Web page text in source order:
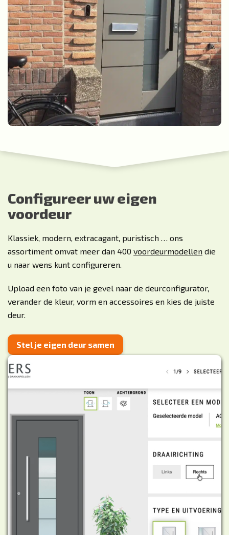
Configureer uw eigen
voordeur
Klassiek, modern, extracagant, puristisch … ons
assortiment omvat meer dan 400 voordeurmodellen die
u naar wens kunt configureren.
Upload een foto van je gevel naar de deurconfigurator,
verander de kleur, vorm en accessoires en kies de juiste
deur.
Stel je eigen deur samen